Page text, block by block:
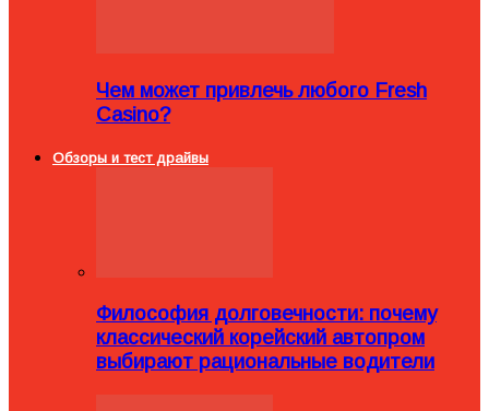
Чем может привлечь любого Fresh
Casino?
Обзоры и тест драйвы
Философия долговечности: почему
классический корейский автопром
выбирают рациональные водители